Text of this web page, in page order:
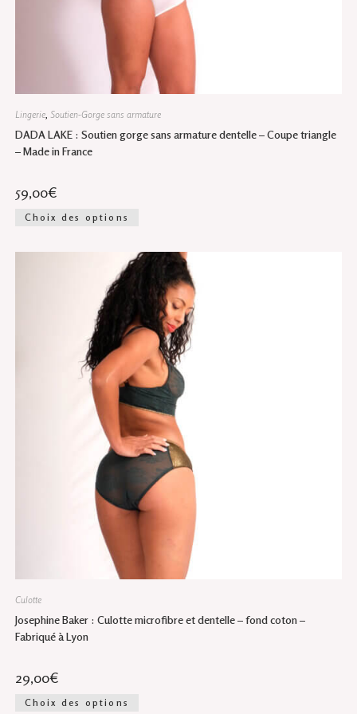
Lingerie, Soutien-Gorge sans armature
DADA LAKE : Soutien gorge sans armature dentelle – Coupe triangle
– Made in France
59,00€
Choix des options
variations.
options
peuvent
être
choisies
sur
la
page
du
produit
Culotte
Josephine Baker : Culotte microfibre et dentelle – fond coton –
Fabriqué à Lyon
29,00€
Choix des options